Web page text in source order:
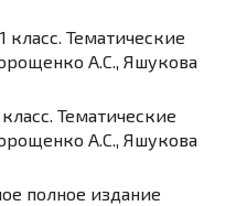
класс. Тематические
А.С., Яшукова
Тематические
А.С., Яшукова
полное издание